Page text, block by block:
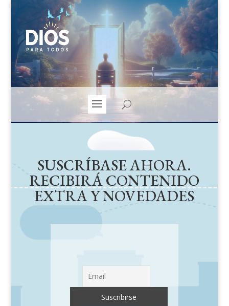
SUSCRÍBASE AHORA.
RECIBIRÁ CONTENIDO
EXTRA Y NOVEDADES